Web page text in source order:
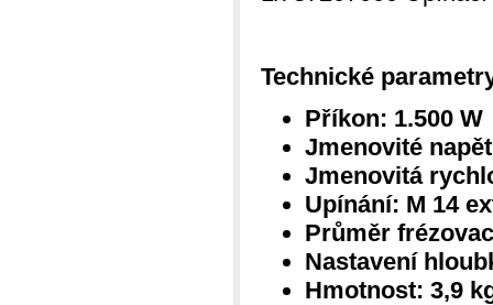
Technické
Příkon: 1.500 W
Jmenovité
Jmenovitá
Upínání: M 14
Průměr
Nastavení
Hmotnost: 3,9